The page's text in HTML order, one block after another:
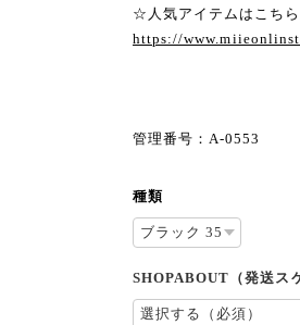
☆人気アイテムはこち
https://
管理番号：A-0553
種類
SHOPABOUT（発送ス